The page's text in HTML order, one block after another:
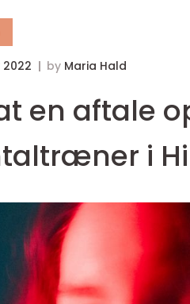
2022 by Maria Hald
en aftale
i